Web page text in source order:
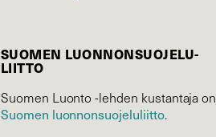
SUOMEN LUONNON­SUOJELU­
LIITTO
Suomen Luonto -lehden kustantaja on
Suomen luonnonsuojelu­liitto.